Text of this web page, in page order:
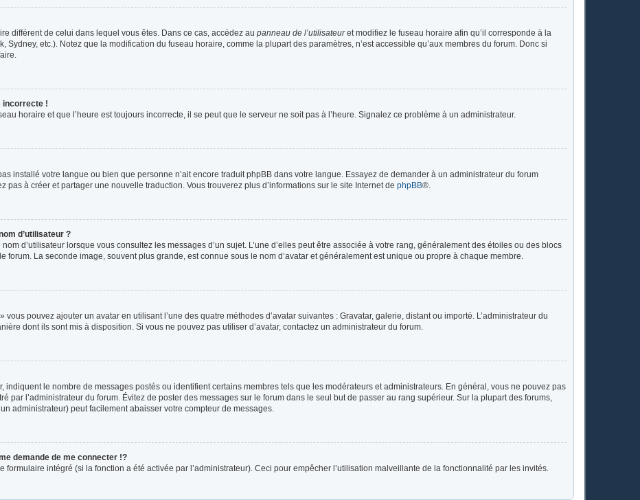
différent de celui dans lequel vous êtes. Dans ce cas, accédez au panneau de l’utilisateuret modifiez le fuseau horaire afin qu’il corresponde à la
Sydney, etc.). Notez que la modification du fuseau horaire, comme la plupart des paramètres, n’est accessible qu’aux membres du forum. Donc si
incorrecte !
horaire et que l’heure est toujours incorrecte, il se peut que le serveur ne soit pas à l’heure. Signalez ce problème à un administrateur.
installé votre langue ou bien que personne n’ait encore traduit phpBB dans votre langue. Essayez de demander à un administrateur du forum
pas à créer et partager une nouvelle traduction. Vous trouverez plus d’informations sur le site Internet de phpBB®.
d’utilisateur ?
d’utilisateur lorsque vous consultez les messages d’un sujet. L’une d’elles peut être associée à votre rang, généralement des étoiles ou des blocs
forum. La seconde image, souvent plus grande, est connue sous le nom d’avatar et généralement est unique ou propre à chaque membre.
vous pouvez ajouter un avatar en utilisant l’une des quatre méthodes d’avatar suivantes : Gravatar, galerie, distant ou importé. L’administrateur du
dont ils sont mis à disposition. Si vous ne pouvez pas utiliser d’avatar, contactez un administrateur du forum.
indiquent le nombre de messages postés ou identifient certains membres tels que les modérateurs et administrateurs. En général, vous ne pouvez pas
par l’administrateur du forum. Évitez de poster des messages sur le forum dans le seul but de passer au rang supérieur. Sur la plupart des forums,
administrateur) peut facilement abaisser votre compteur de messages.
demande de me connecter !?
formulaire intégré (si la fonction a été activée par l’administrateur). Ceci pour empêcher l’utilisation malveillante de la fonctionnalité par les invités.